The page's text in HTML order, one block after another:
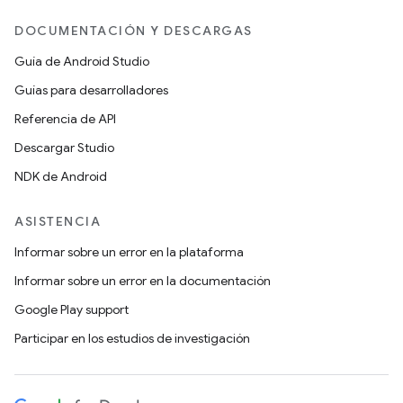
DOCUMENTACIÓN Y DESCARGAS
Guía de Android Studio
Guías para desarrolladores
Referencia de API
Descargar Studio
NDK de Android
ASISTENCIA
Informar sobre un error en la plataforma
Informar sobre un error en la documentación
Google Play support
Participar en los estudios de investigación